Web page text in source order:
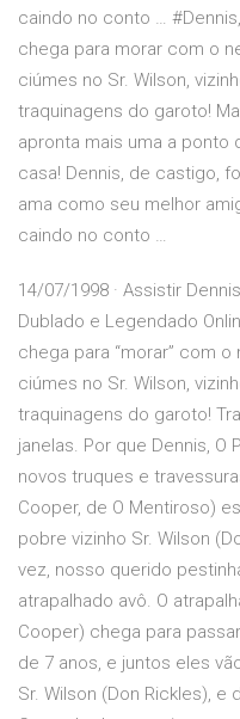
caindo no conto …
chega para morar com o
ciúmes no Sr. Wilson,
traquinagens do garoto!
apronta mais uma a ponto
casa! Dennis, de castigo,
ama como seu melhor
caindo no conto …
14/07/1998 · Assistir
Dublado e Legendado
chega para “morar” com
ciúmes no Sr. Wilson,
traquinagens do garoto!
janelas. Por que Dennis,
novos truques e
Cooper, de O Mentiroso)
pobre vizinho Sr. Wilson
vez, nosso querido
atrapalhado avô. O
Cooper) chega para
de 7 anos, e juntos eles
Sr. Wilson (Don Rickles), e